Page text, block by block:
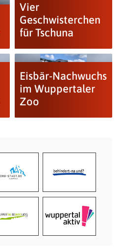
Vier
Geschwisterchen
für Tschuna
Eisbär-Nachwuchs
im Wuppertaler
Zoo